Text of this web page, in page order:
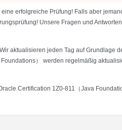
erfolgreiche Prüfung! Falls aber
Unsere Fragen und
aktualisieren jeden Tag auf Grundlage
） werden regelmäßig
Certification 1Z0-811（Java